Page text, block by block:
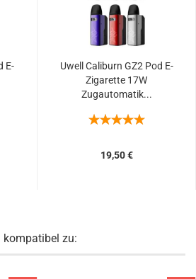
E-
Uwell Caliburn GZ2 Pod E-
Zigarette 17W
Zugautomatik...
19,50 €
kompatibel zu: